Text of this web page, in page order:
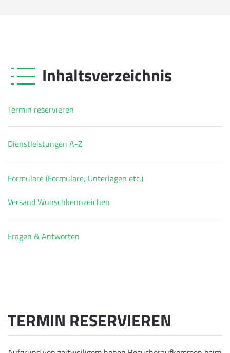
Inhaltsverzeichnis
Termin reservieren
Dienstleistungen A-Z
Formulare (Formulare, Unterlagen etc.)
Versand Wunschkennzeichen
Fragen & Antworten
TERMIN RESERVIEREN